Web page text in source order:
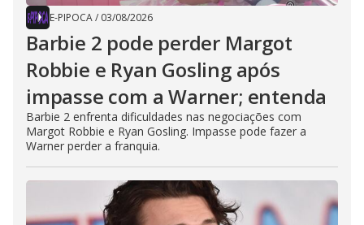
E-PIPOCA/ 03/08/2026
Barbie 2 pode perder Margot
Robbie e Ryan Gosling após
impasse com a Warner; entenda
Barbie 2 enfrenta dificuldades nas negociações com
Margot Robbie e Ryan Gosling. Impasse pode fazer a
Warner perder a franquia.